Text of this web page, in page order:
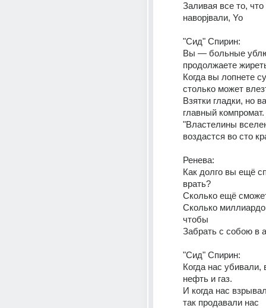
Заливая все то,
наворjвали, Yo
"Сид" Спирин:
Вы — больные
продолжаете
Когда вы лопнете
столько может
Взятки гладки, но
главный компромат.
"Властелины
воздастся во сто
Ренева:
Как долго вы ещё
врать?
Сколько ещё
Сколько
чтобы
Забрать с собою в
"Сид" Спирин:
Когда нас убивали,
нефть и газ.
И когда нас
так продавали нас